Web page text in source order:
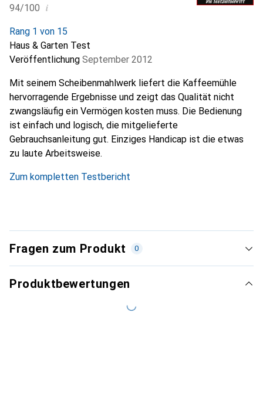
94/100 i
Rang 1 von 15
Haus & Garten Test
Veröffentlichung September 2012
Mit seinem Scheibenmahlwerk liefert die Kaffeemühle
hervorragende Ergebnisse und zeigt das Qualität nicht
zwangsläufig ein Vermögen kosten muss. Die Bedienung
ist einfach und logisch, die mitgelieferte
Gebrauchsanleitung gut. Einziges Handicap ist die etwas
zu laute Arbeitsweise.
Zum kompletten Testbericht
Fragen zum Produkt 0
Produktbewertungen